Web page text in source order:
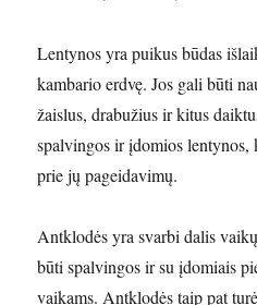
Lentynos yra puikus būdas
kambario erdvę. Jos gali būti
žaislus, drabužius ir kitus
spalvingos ir įdomios
prie jų pageidavimų.
Antklodės yra svarbi dalis
būti spalvingos ir su įdomiais
vaikams. Antklodės taip pat